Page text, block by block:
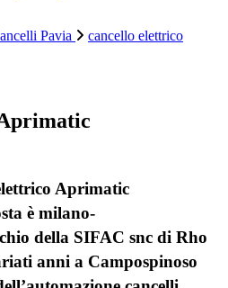
Pavia
cancello elettrico
Aprimatic
è milano-
della SIFAC snc di Rho
anni a Campospinoso